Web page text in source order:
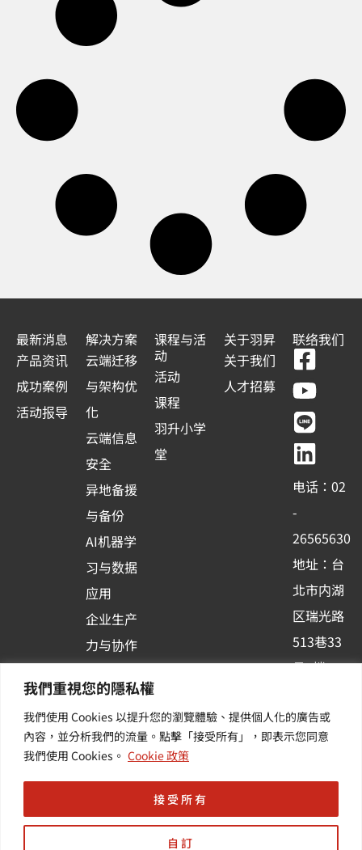
我們重視您的隱私權
我們使用 Cookies 以提升您的瀏覽體驗、提供個人化的廣告或
內容，並分析我們的流量。點擊「接受所有」，即表示您同意
我們使用 Cookies。 Cookie 政策
自訂
接受所有
最新消息
产品资讯
成功案例
活动报导
解决方案
云端迁移
与架构优
化
云端信息
安全
异地备援
与备份
AI机器学
习与数据
应用
企业生产
力与协作
台应用
其他/增
值服务
课程与活
动
活动
课程
羽升小学
堂
关于羽昇
关于我们
人才招募
联络我们
F
a
c
e
b
o
o
k
-
s
q
u
a
r
Y
o
u
t
u
b
e
L
i
n
e
L
i
n
k
e
d
i
n
电话：02
-
26565630
地址：台
北市内湖
区瑞光路
513巷33
号6楼
新讯 | 提
供您最新